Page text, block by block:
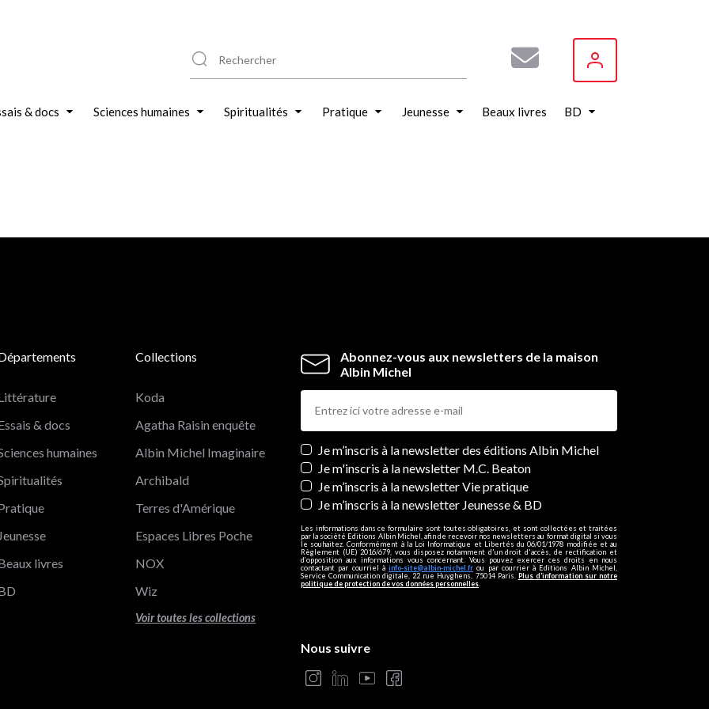
& docs Sciences humaines Spiritualités Pratique Jeunesse Beaux livres BD
Abonnez-vous aux newsletters de la maison
Albin Michel
Newsletters
Je m’inscris à la newsletter des éditions Albin Michel
Je m'inscris à la newsletter M.C. Beaton
Je m’inscris à la newsletter Vie pratique
Je m’inscris à la newsletter Jeunesse & BD
Les informations dans ce formulaire sont toutes obligatoires, et sont collectées et traitées
par la société Editions Albin Michel, afin de recevoir nos newsletters au format digital si vous
le souhaitez. Conformément à la Loi Informatique et Libertés du 06/01/1978 modifiée et au
Règlement (UE) 2016/679, vous disposez notamment d'un droit d'accès, de rectification et
d’opposition aux informations vous concernant. Vous pouvez exercer ces droits en nous
contactant par courriel àinfo-site@albin-michel.fr ou par courrier à Editions Albin Michel,
Service Communication digitale, 22 rue Huyghens, 75014 Paris. Plus d’information sur notre
politique de protection de vos données personnelles
& docs
humaines
Jeunesse
livres
Collections
Koda
Agatha Raisin enquête
Albin Michel Imaginaire
Archibald
Terres d'Amérique
Espaces Libres Poche
NOX
Wiz
Voir toutes les collections
Nous suivre